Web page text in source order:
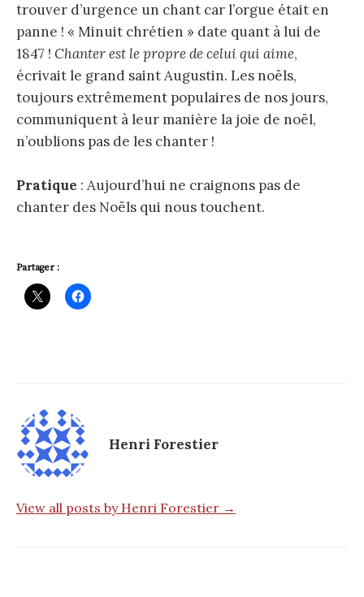
trouver d’urgence un chant car l’orgue était en
panne ! « Minuit chrétien » date quant à lui de
1847 ! Chanter est le propre de celui qui aime,
écrivait le grand saint Augustin. Les noëls,
toujours extrêmement populaires de nos jours,
communiquent à leur manière la joie de noël,
n’oublions pas de les chanter !
Pratique : Aujourd’hui ne craignons pas de
chanter des Noëls qui nous touchent.
Partager :
Henri Forestier
View all posts by Henri Forestier →